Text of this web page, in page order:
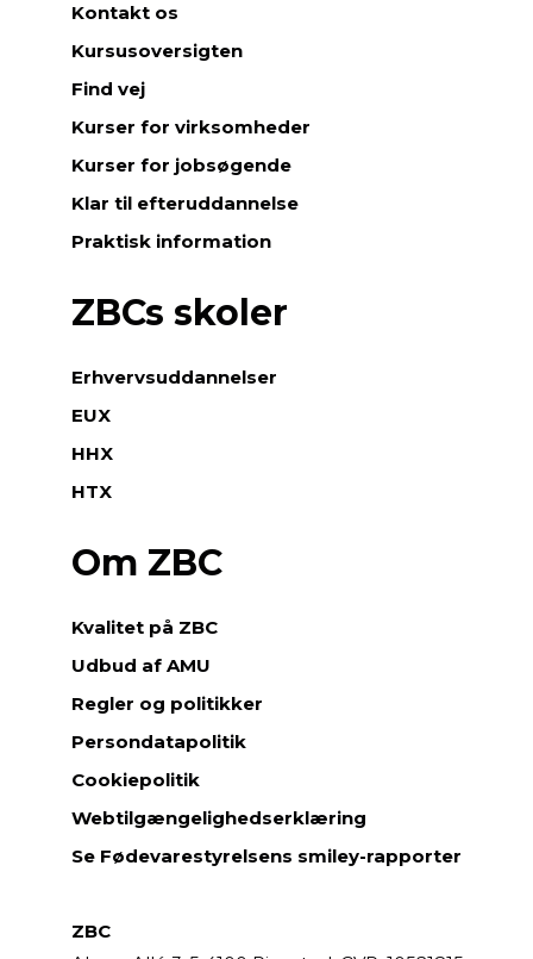
Kontakt os
Kursusoversigten
Find vej
Kurser for virksomheder
Kurser for jobsøgende
Klar til efteruddannelse
Praktisk information
ZBCs skoler
Erhvervsuddannelser
EUX
HHX
HTX
Om ZBC
Kvalitet på ZBC
Udbud af AMU
Regler og politikker
Persondatapolitik
Cookiepolitik
Webtilgængelighedserklæring
Se Fødevarestyrelsens smiley-rapporter
ZBC